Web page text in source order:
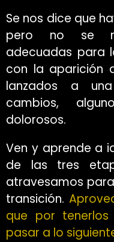
Se nos dice que
pero no se
adecuadas para
con la aparición
lanzados a
cambios,
dolorosos.
Ven y aprende a
de las tres
atravesamos
transición.
que por
pasar a lo